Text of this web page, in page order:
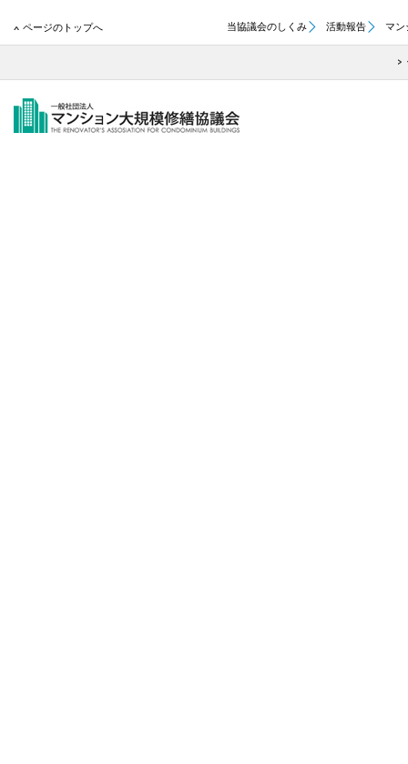
ページのトップへ 当協議会のしくみ 活動報告 マン